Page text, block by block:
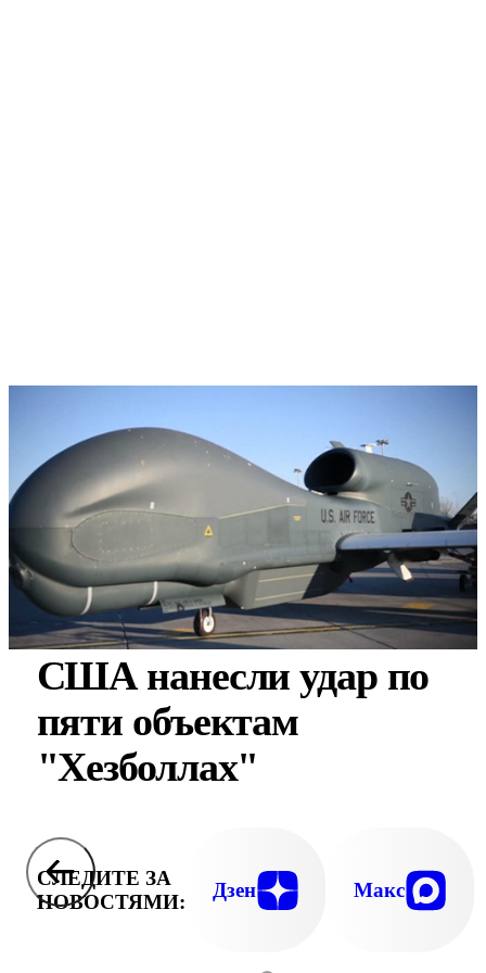
США нанесли удар по
пяти объектам
"Хезболлах"
СЛЕДИТЕ ЗА
НОВОСТЯМИ:
Дзен Макс